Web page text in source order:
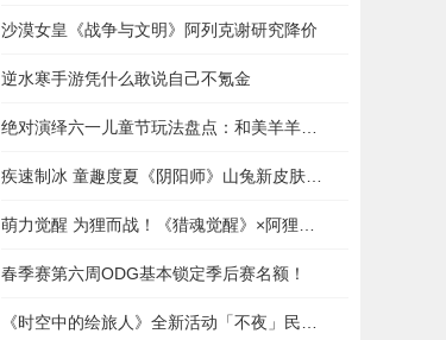
沙漠女皇《战争与文明》阿列克谢研究降价
逆水寒手游凭什么敢说自己不氪金
春季赛第六周ODG基本锁定季后赛名额！